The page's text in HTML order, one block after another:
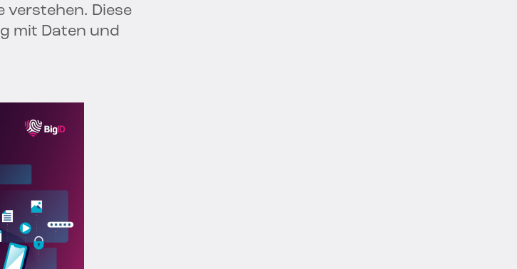
verstehen. Diese
mit Daten und